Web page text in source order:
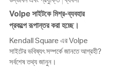
Volpe সাইটকে মিশ্র-ব্যবহার
প্রকল্পে রূপান্তর করা হচ্ছে।
Kendall Square এর Volpe
সাইটের ভবিষ্যৎ সম্পর্কে জানতে আগ্রহী?
সর্বশেষ তথ্য জানুন।